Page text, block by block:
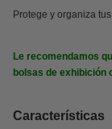
Protege y organiza
Le recomendamos
bolsas de exhibición
Características